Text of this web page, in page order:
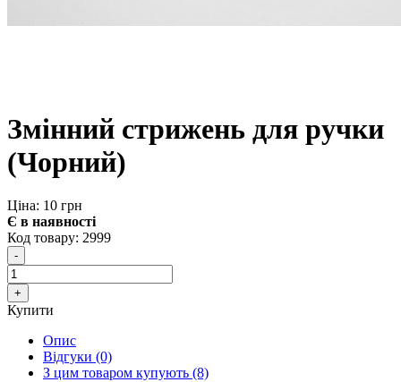
Змінний стрижень для ручки
(Чорний)
Ціна: 10 грн
Є в наявності
Код товару: 2999
Купити
Опис
Відгуки (0)
З цим товаром купують (8)